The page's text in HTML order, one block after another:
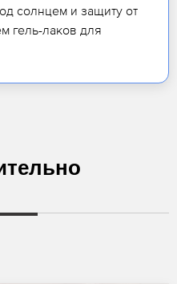
солнцем и защиту от
гель-лаков для